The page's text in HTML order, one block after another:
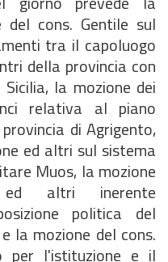
del cons. Gentile sul
tra il capoluogo
della provincia con
la mozione dei
relativa al piano
di Agrigento,
ed altri sul sistema
Muos, la mozione
altri inerente
politica del
la mozione del cons.
per l'istituzione e il